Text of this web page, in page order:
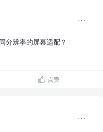
分辨率的屏幕适配？
点赞